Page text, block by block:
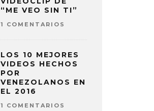
“ME VEO SIN TI”
1 COMENTARIOS
LOS 10 MEJORES
VIDEOS HECHOS
POR
VENEZOLANOS EN
EL 2016
1 COMENTARIOS